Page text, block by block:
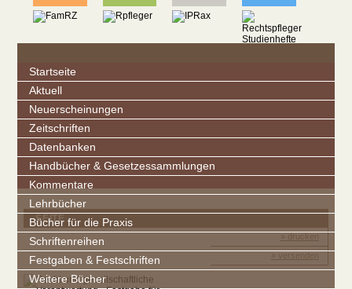
Startseite
Aktuell
Neuerscheinungen
Zeitschriften
Datenbanken
Handbücher & Gesetzessammlungen
Kommentare
Lehrbücher
Bücher für die Praxis
Schriftenreihen
Festgaben & Festschriften
Weitere Bücher
SEITE
» drucken
» versenden